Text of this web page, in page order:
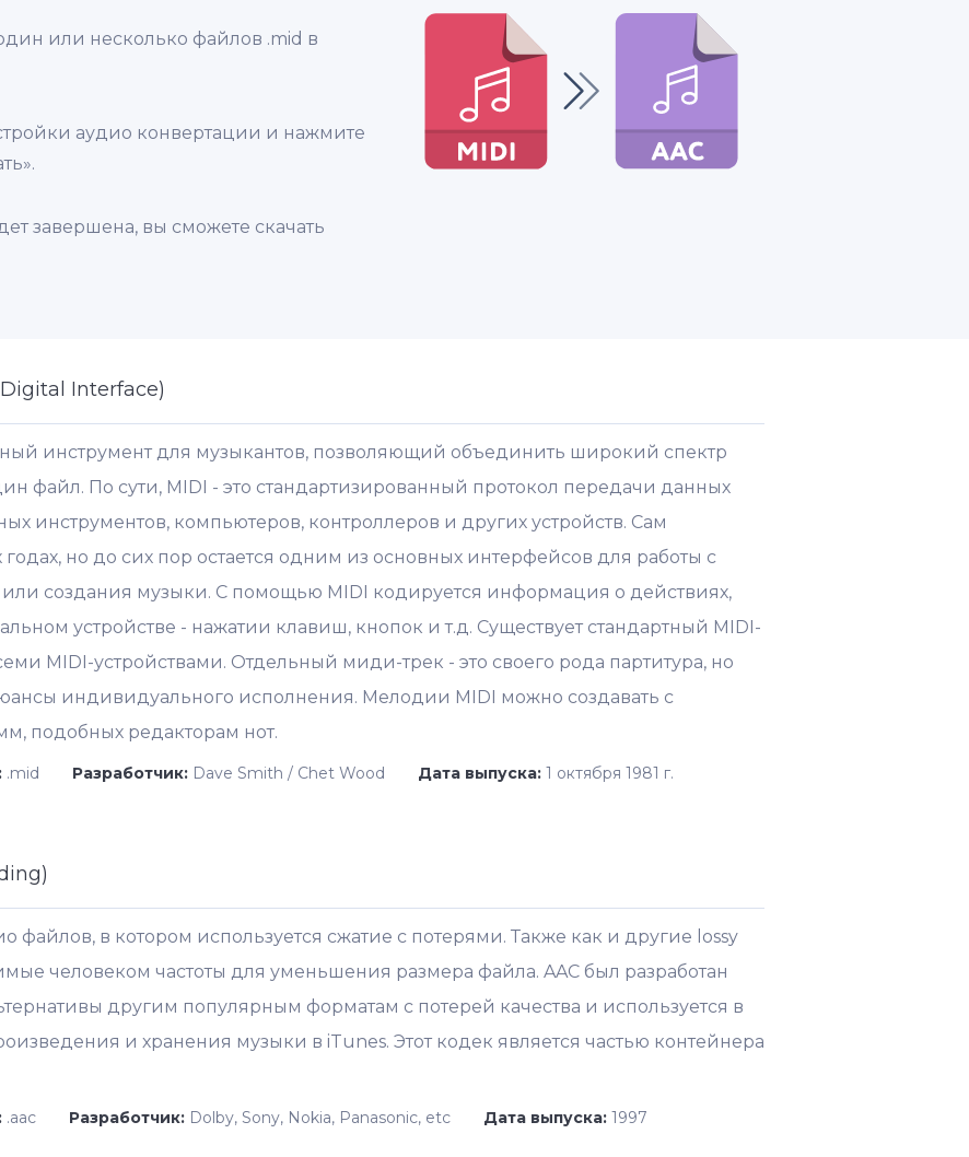
или несколько файлов .mid в
аудио конвертации и нажмите
завершена, вы сможете скачать
Interface)
инструмент для музыкантов, позволяющий объединить широкий спектр
файл. По сути, MIDI - это стандартизированный протокол передачи данных
инструментов, компьютеров, контроллеров и других устройств. Сам
но до сих пор остается одним из основных интерфейсов для работы с
создания музыки. С помощью MIDI кодируется информация о действиях,
устройстве - нажатии клавиш, кнопок и т.д. Существует стандартный MIDI-
MIDI-устройствами. Отдельный миди-трек - это своего рода партитура, но
индивидуального исполнения. Мелодии MIDI можно создавать с
подобных редакторам нот.
.mid Разработчик: Dave Smith / Chet Wood Дата выпуска: 1 октября 1981 г.
файлов, в котором используется сжатие с потерями. Также как и другие lossy
человеком частоты для уменьшения размера файла. AAC был разработан
другим популярным форматам с потерей качества и используется в
и хранения музыки в iTunes. Этот кодек является частью контейнера
.aac Разработчик: Dolby, Sony, Nokia, Panasonic, etc Дата выпуска: 1997